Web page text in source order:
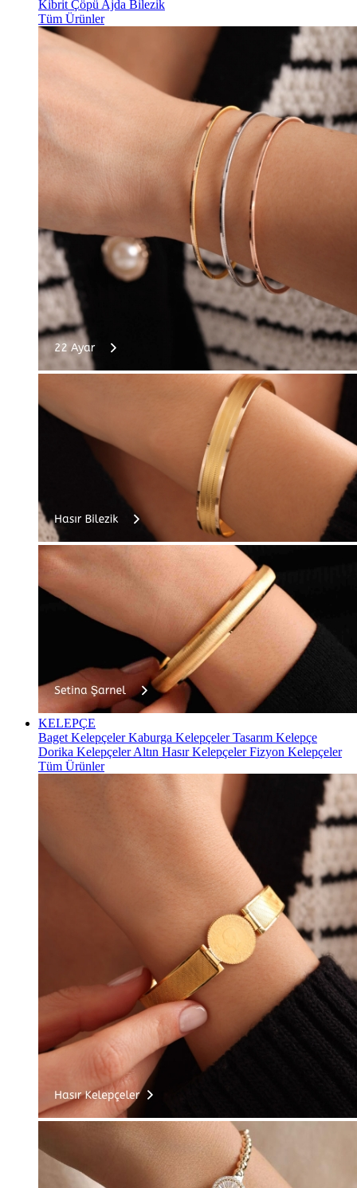
Kibrit Çöpü Ajda Bilezik
Tüm Ürünler
KELEPÇE
Baget KelepçelerKaburga KelepçelerTasarım Kelepçe
Dorika KelepçelerAltın Hasır KelepçelerFizyon Kelepçeler
Tüm Ürünler